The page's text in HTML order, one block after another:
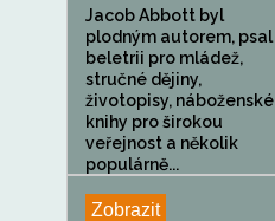
Jacob Abbott byl
plodným autorem, psal
beletrii pro mládež,
stručné dějiny,
životopisy, náboženské
knihy pro širokou
veřejnost a několik
populárně...
Zobrazit